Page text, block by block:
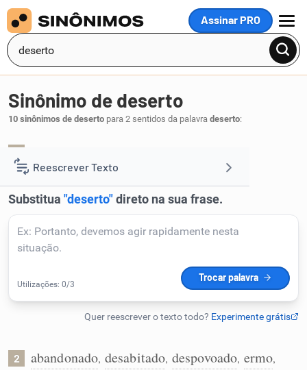
Assinar PRO
MENU
Reescrever Texto
Resumir Texto
Corrigir Texto
Detector de IA
Humanizador de IA
Sinônimo de deserto
10 sinônimos de deserto para 2 sentidos da palavra deserto:
2 abandonado, desabitado, despovoado, ermo,